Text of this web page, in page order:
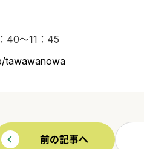
40～11：45
tawawanowa
前の記事へ